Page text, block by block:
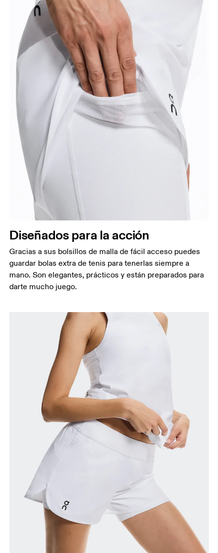
por la parte interior de la pierna.
Diseñados para la acción
Gracias a sus bolsillos de malla de fácil acceso puedes
guardar bolas extra de tenis para tenerlas siempre a
mano. Son elegantes, prácticos y están preparados para
darte mucho juego.